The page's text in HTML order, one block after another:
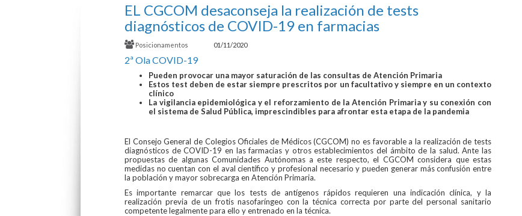
EL CGCOM desaconseja la realización de tests
diagnósticos de COVID-19 en farmacias
Posicionamentos 01/11/2020
2ª Ola COVID-19
Pueden provocar una mayor saturación de las consultas de Atención Primaria
Estos test deben de estar siempre prescritos por un facultativo y siempre en un contexto
clínico
La vigilancia epidemiológica y el reforzamiento de la Atención Primaria y su conexión con
el sistema de Salud Pública, imprescindibles para afrontar esta etapa de la pandemia
El Consejo General de Colegios Oficiales de Médicos (CGCOM) no es favorable a la realización de tests
diagnósticos de COVID-19 en las farmacias y otros establecimientos del ámbito de la salud. Ante las
propuestas de algunas Comunidades Autónomas a este respecto, el CGCOM considera que estas
medidas no cuentan con el aval científico y profesional necesario y pueden generar más confusión entre
la población y mayor sobrecarga en Atención Primaria.
Es importante remarcar que los tests de antígenos rápidos requieren una indicación clínica, y la
realización previa de un frotis nasofaríngeo con la técnica correcta por parte del personal sanitario
competente legalmente para ello y entrenado en la técnica.